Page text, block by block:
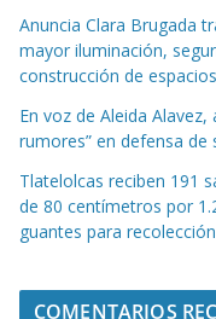
Anuncia Clara Brugada
mayor iluminación,
construcción de
En voz de Aleida
rumores” en defensa de
Tlatelolcas reciben 191
de 80 centímetros por
guantes para
COMENTARIOS